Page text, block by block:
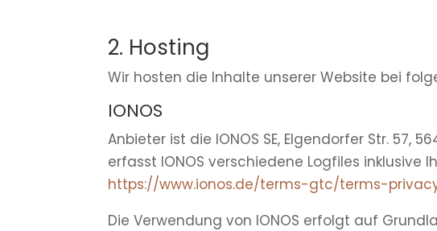
2. Hosting
Wir hosten die Inhalte unserer Website bei
IONOS
Anbieter ist die IONOS SE, Elgendorfer Str. 57,
erfasst IONOS verschiedene Logfiles inklusive
https://www.ionos.de/terms-gtc/terms-
Die Verwendung von IONOS erfolgt auf